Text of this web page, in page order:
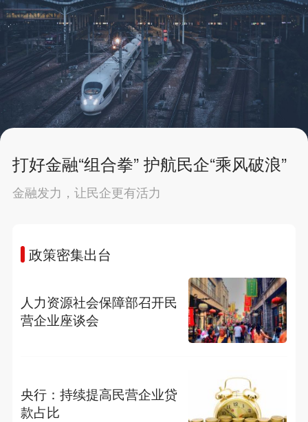
打好金融“组合拳” 护航民企“乘风破浪”
金融发力，让民企更有活力
政策密集出台
人力资源社会保障部召开民
营企业座谈会
央行：持续提高民营企业贷
款占比